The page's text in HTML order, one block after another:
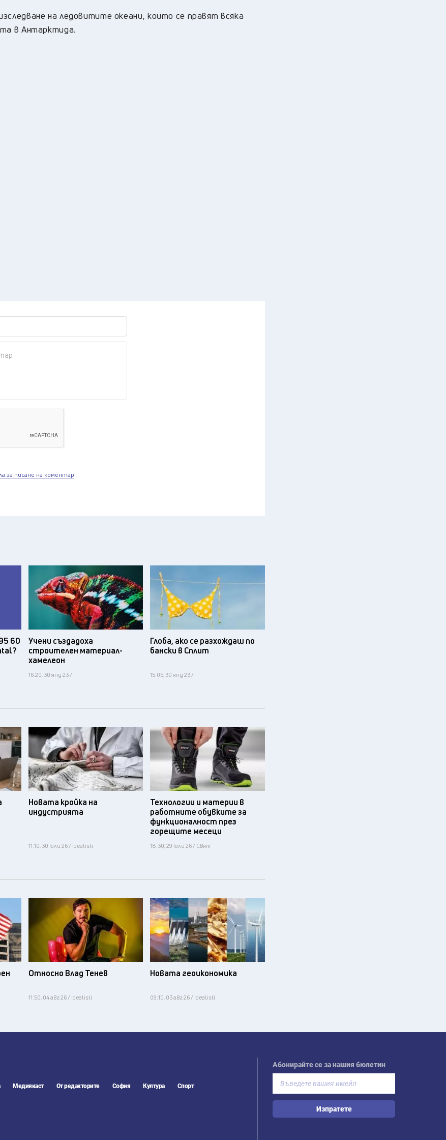
на ледовитите океани, които се правят всяка
в Антарктида.
за писане на коментар
60
Учени създадоха
строителен материал-
хамелеон
16:20, 30 яну 23 /
Глоба, ако се разхождаш по
бански в Сплит
15:05, 30 яну 23 /
Новата кройка на
индустрията
11:10, 30 юли 26 / Idealisti
Технологии и материи в
работните обувките за
функционалност през
горещите месеци
18:30, 29 юли 26 / Свят
Относно Влад Тенев
11:50, 04 авг 26 / Idealisti
Новата геоикономика
09:10, 03 авг 26 / Idealisti
Медиякаст От редакторите София Култура
Спорт
Абонирайте се за нашия бюлетин
Изпратете